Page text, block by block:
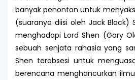
banyak penonton untuk
(suaranya diisi oleh Jack Black)
menghadapi Lord Shen (Gary
sebuah senjata rahasia yang
Shen terobsesi untuk
berencana menghancurkan